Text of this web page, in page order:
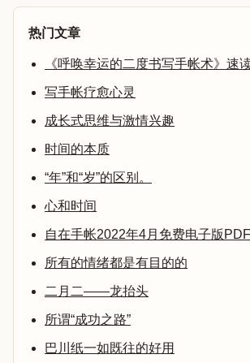
热门文章
《呼唤幸运的二度书写手帐术》速
写手帐疗愈心灵
成长式思维与激情兴趣
时间的本质
“年”和“岁”的区别。
心和时间
自在手帐2022年4月免费电子版PDF
所有的情绪都是有目的的
二月二——龙抬头
所谓“成功之路”
巴川纸一如既往的好用